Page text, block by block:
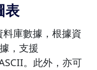
表
庫數據，根據資
，支援
。此外，亦可